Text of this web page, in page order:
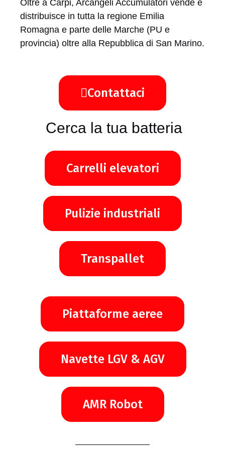
Oltre a Carpi, Arcangeli Accumulatori vende e
distribuisce in tutta la regione Emilia
Romagna e parte delle Marche (PU e
provincia) oltre alla Repubblica di San Marino.
Contattaci
Cerca la tua batteria
Carrelli elevatori
Pulizie industriali
Transpallet
Piattaforme aeree
Navette LGV & AGV
AMR Robot